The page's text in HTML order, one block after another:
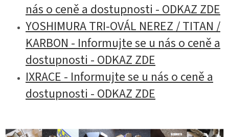
nás o ceně a dostupnosti - ODKAZ ZDE
YOSHIMURA TRI-OVÁL NEREZ / TITAN /
KARBON - Informujte se u nás o ceně a
dostupnosti - ODKAZ ZDE
IXRACE - Informujte se u nás o ceně a
dostupnosti - ODKAZ ZDE